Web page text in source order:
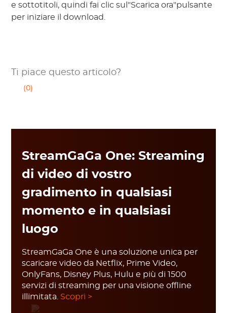
e sottotitoli, quindi fai clic sul"Scarica ora"pulsante
per iniziare il download.
Ti piace questo articolo?
(0)
StreamGaGa One: Streaming
di video di vostro
gradimento in qualsiasi
momento e in qualsiasi
luogo
StreamGaGa One è una soluzione unica per
scaricare video da Netflix, Prime Video,
OnlyFans, Disney Plus, Hulu e più di 1500
servizi di streaming per una visione offline
illimitata. Scopri >